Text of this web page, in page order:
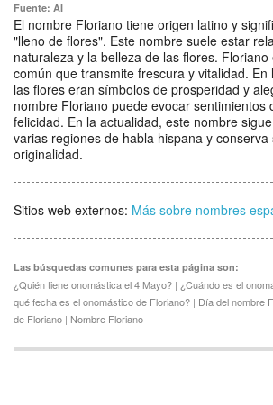
Fuente: AI
El nombre Floriano tiene origen latino y
"lleno de flores". Este nombre suele estar
naturaleza y la belleza de las flores.
común que transmite frescura y vitalidad. En
las flores eran símbolos de prosperidad y
nombre Floriano puede evocar sentimientos
felicidad. En la actualidad, este nombre
varias regiones de habla hispana y
originalidad.
Sitios web externos: Más sobre nombres
Las búsquedas comunes para esta página son:
¿Quién tiene onomástica el 4 Mayo? | ¿Cuándo es el
qué fecha es el onomástico de Floriano? | Día del nombre
de Floriano | Nombre Floriano